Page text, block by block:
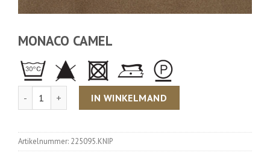
MONACO CAMEL
Aantal IN WINKELMAND
Artikelnummer: 225095.KNIP